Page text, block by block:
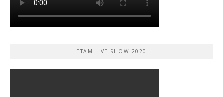
ETAM LIVE SHOW 2020